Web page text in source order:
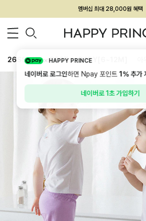
회원전용 아울렛, 가입하면 ~60%
멤버십 최대 28,000원 혜택
26SS 신상 BEST BABY[6~12M]
HAPPY PRINCE
네이버로 로그인하면 Npay 포인트1%추가
네이버로 1초 가입하기